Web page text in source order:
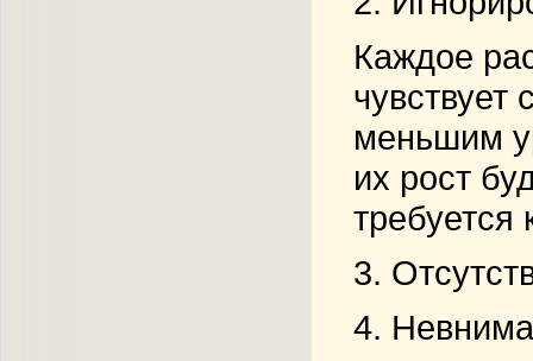
Каждое
чувствует
меньшим
их рост
требуется
3.
4.